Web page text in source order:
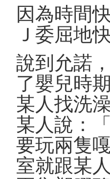
因為時間
Ｊ委屈地
說到允諾
了嬰兒時
某人找洗
某人說：
要玩兩隻
室就跟某